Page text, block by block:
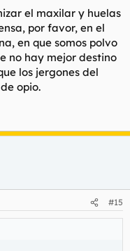
el maxilar y huelas
por favor, en el
en que somos polvo
no hay mejor destino
los jergones del
opio.
#15